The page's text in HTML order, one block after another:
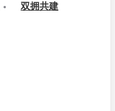
双拥共建